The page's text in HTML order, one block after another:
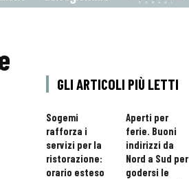
GLI ARTICOLI PIÙ LETTI
Sogemi
rafforza i
servizi per la
ristorazione:
orario esteso
Aperti per
ferie. Buoni
indirizzi da
Nord a Sud per
godersi le